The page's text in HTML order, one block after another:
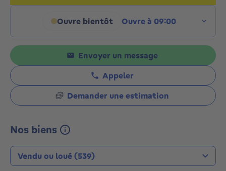
Ouvre bientôt Ouvre à 09:00
Cliquez pour afficher les
Envoyer un message
Appeler
Demander une estimation
Nos biens
Type de transaction